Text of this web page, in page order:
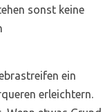
sonst keine
ein
erleichtern.